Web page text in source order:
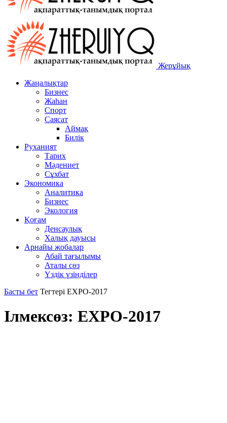
Жерұйық
Жаңалықтар
Бизнес
Жаһан
Спорт
Саясат
Аймақ
Билік
Руханият
Тарих
Мәдениет
Сұхбат
Экономика
Аналитика
Бизнес
Экология
Қоғам
Денсаулық
Халық дауысы
Арнайы жобалар
Абай тағылымы
Аталы сөз
Үздік үзінділер
Басты бет Тегтері EXPO-2017
Ілмексөз: EXPO-2017